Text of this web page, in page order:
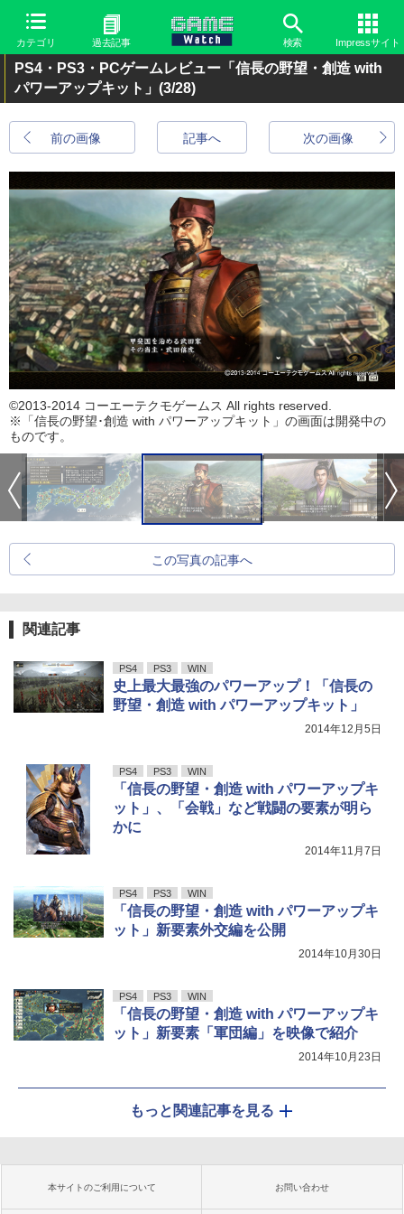
カテゴリ 過去記事 検索 Impressサイト
PS4・PS3・PCゲームレビュー「信長の野望・創造 with
パワーアップキット」 (3/28)
前の画像 次の画像
記事へ
©2013-2014 コーエーテクモゲームス All rights reserved.
※「信長の野望･創造 with パワーアップキット」の画面は開発中の
ものです。
この写真の記事へ
関連記事
PS4 PS3 WIN
史上最大最強のパワーアップ！「信長の
野望・創造 with パワーアップキット」
2014年12月5日
PS4 PS3 WIN
「信長の野望・創造 with パワーアップキ
ット」、「会戦」など戦闘の要素が明ら
かに
2014年11月7日
PS4 PS3 WIN
「信長の野望・創造 with パワーアップキ
ット」新要素外交編を公開
2014年10月30日
PS4 PS3 WIN
「信長の野望・創造 with パワーアップキ
ット」新要素「軍団編」を映像で紹介
2014年10月23日
もっと関連記事を見る
本サイトのご利用について お問い合わせ